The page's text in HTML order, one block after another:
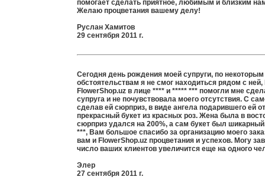
помогает сделать приятное, любимым и близким
Желаю процветания вашему делу!
Руслан Хамитов
29 сентября 2011 г.
Сегодня день рождения моей супруги, по некоторым
обстоятельствам я не смог находиться рядом с
FlowerShop.uz в лице **** и ***** *** помогли мне
супруга и не почувствовала моего отсутствия. С
сделав ей сюрприз, в виде ангела подарившего ей
прекрасный букет из красных роз. Жена была в
сюрприз удался на 200%, а сам букет был
***, Вам большое спасибо за организацию моего
вам и FlowerShop.uz процветания и успехов. Могу
число ваших клиентов увеличится еще на одного
Элер
27 сентября 2011 г.